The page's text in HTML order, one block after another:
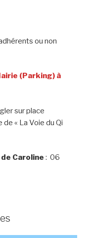
ou non
(Parking) à
sur place
de « La Voie du Qi
Caroline : 06